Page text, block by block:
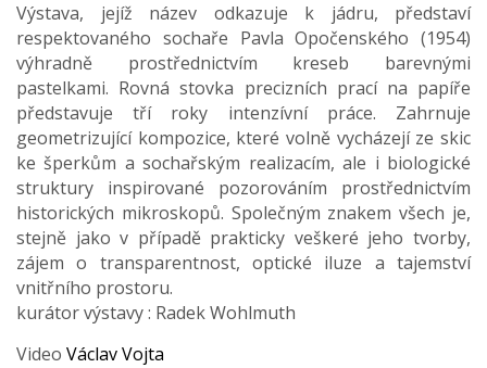
Výstava, jejíž název odkazuje k jádru, představí
respektovaného sochaře Pavla Opočenského (1954)
výhradně prostřednictvím kreseb barevnými
pastelkami. Rovná stovka precizních prací na papíře
představuje tří roky intenzívní práce. Zahrnuje
geometrizující kompozice, které volně vycházejí ze skic
ke šperkům a sochařským realizacím, ale i biologické
struktury inspirované pozorováním prostřednictvím
historických mikroskopů. Společným znakem všech je,
stejně jako v případě prakticky veškeré jeho tvorby,
zájem o transparentnost, optické iluze a tajemství
vnitřního prostoru.
kurátor výstavy : Radek Wohlmuth
Video Václav Vojta